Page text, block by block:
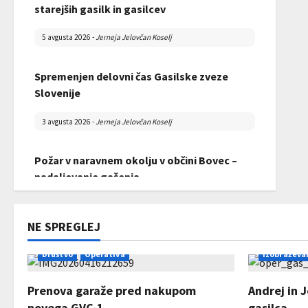
začasno skladišče, kjer bo shranjena do
2026
28 marca 2026 -david
starejših gasilk in gasilcev
5 avgusta 2026 -Jerneja Jelovčan Koselj
Spremenjen delovni čas Gasilske zveze
Slovenije
3 avgusta 2026 - Jerneja Jelovčan Koselj
Požar v naravnem okolju v občini Bovec –
nadaljevanje gašenja
Končno poročilo Razpisa za sofinanciranje
GZRO za leto 2026
31 julija 2026-AdrianaC
NE SPREGLEJ
Društvo Operativa
Prenova garaže pred nakupom
Andrej in